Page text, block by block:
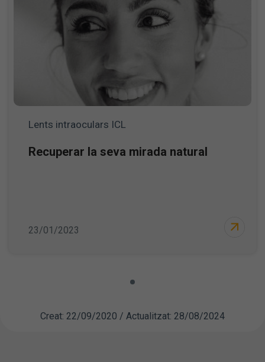
Lents intraoculars ICL
Recuperar la seva mirada natural
23/01/2023
Creat: 22/09/2020 / Actualitzat: 28/08/2024